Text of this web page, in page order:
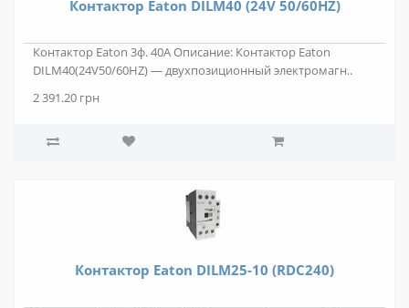
Контактор Eaton DILM40 (24V 50/60HZ)
Контактор Eaton 3ф. 40А Описание: Контактор Eaton
DILM40(24V50/60HZ) — двухпозиционный электромагн..
2 391.20 грн
Контактор Eaton DILM25-10 (RDC240)